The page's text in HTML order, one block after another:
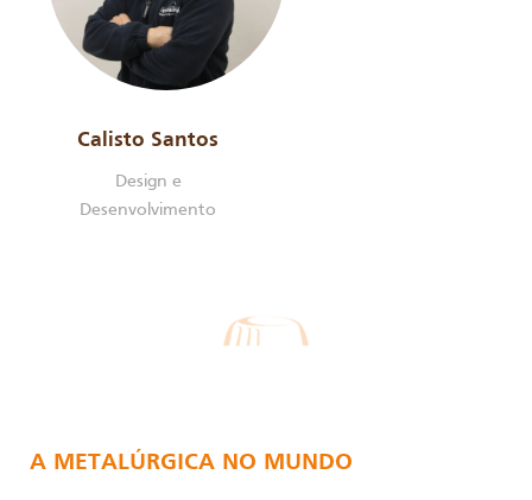
Calisto Santos
Design e
Desenvolvimento
A METALÚRGICA NO MUNDO